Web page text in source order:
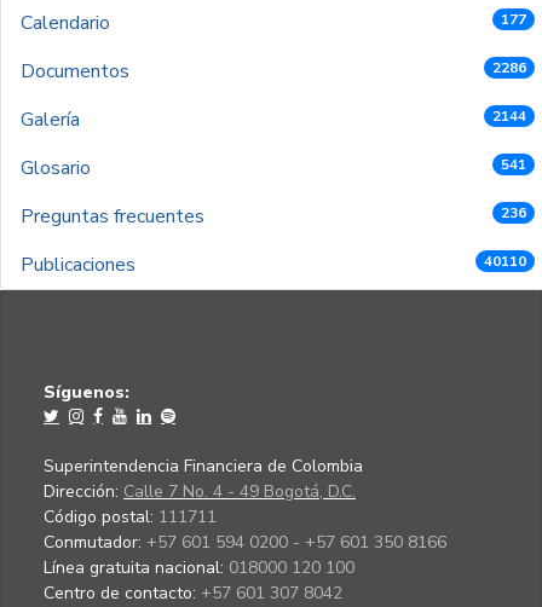
Calendario
177
Documentos 2286
Galería 2144
Glosario 541
Preguntas frecuentes 236
Publicaciones 40110
Síguenos:
Superintendencia Financiera de Colombia
Dirección: Calle 7 No. 4 - 49 Bogotá, D.C.
Código postal: 111711
Conmutador: +57 601 594 0200 - +57 601 350 8166
Línea gratuita nacional: 018000 120 100
Centro de contacto: +57 601 307 8042